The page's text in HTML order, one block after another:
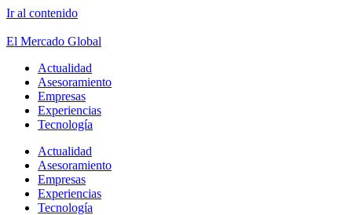
Ir al contenido
El Mercado Global
Actualidad
Asesoramiento
Empresas
Experiencias
Tecnología
Actualidad
Asesoramiento
Empresas
Experiencias
Tecnología